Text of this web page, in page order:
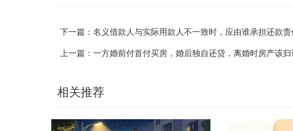
下一篇： 名义借款人与实际用款人不一致时，应由谁承担还款责
上一篇： 一方婚前付首付买房，婚后独自还贷，离婚时房产该归
相关推荐